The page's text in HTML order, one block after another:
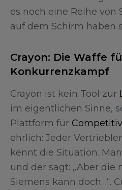
es noch eine Reihe von
auf dem Schirm haben
Crayon: Die Waffe
Konkurrenzkampf
Crayon ist kein Tool zur
im eigentlichen Sinne,
Plattform für
ehrlich: Jeder
kennt die Situation.
und der sagt: „Aber die
Siemens kann doch…“.